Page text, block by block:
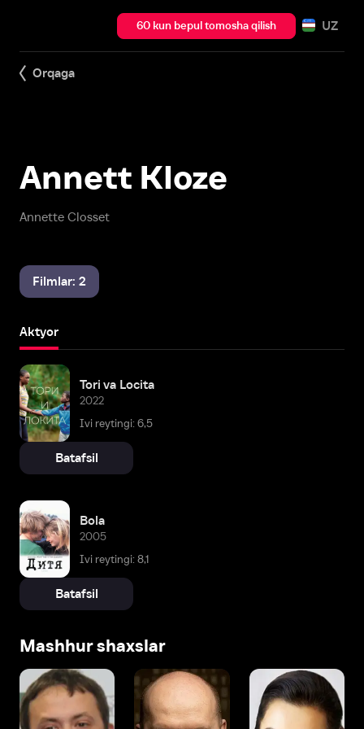
60 kun bepul tomosha qilish UZ
Orqaga
Annette Closset
Annett Kloze
Filmlar: 2
Aktyor
Tori va Locita
2022
Ivi reytingi: 6,5
Batafsil
Bola
2005
Ivi reytingi: 8,1
Batafsil
Mashhur shaxslar